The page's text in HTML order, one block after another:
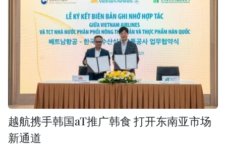
越航携手韩国aT推广韩食 打开东南亚市场
新通道